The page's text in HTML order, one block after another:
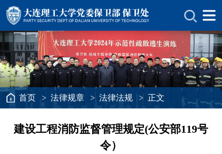
首页 >法律规章 >法律法规 > 正文
建设工程消防监督管理规定(公安部119号
令）